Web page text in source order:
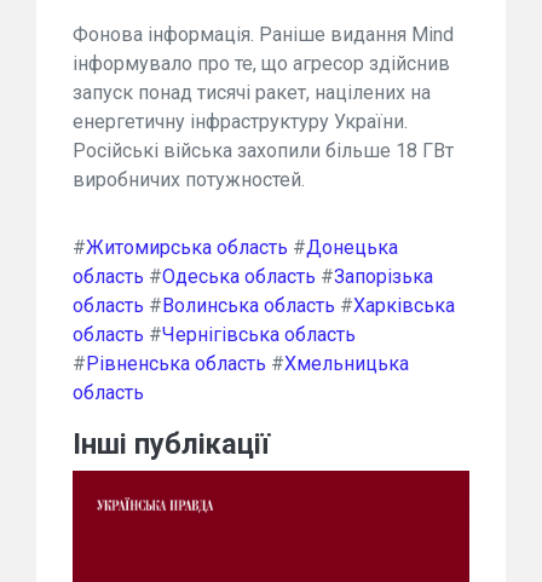
Фонова інформація. Раніше видання Mind
інформувало про те, що агресор здійснив
запуск понад тисячі ракет, націлених на
енергетичну інфраструктуру України.
Російські війська захопили більше 18 ГВт
виробничих потужностей.
#Житомирська область #Донецька
область #Одеська область #Запорізька
область # Волинська область #Харківська
область #Чернігівська область
# Рівненська область #Хмельницька
область
Інші публікації